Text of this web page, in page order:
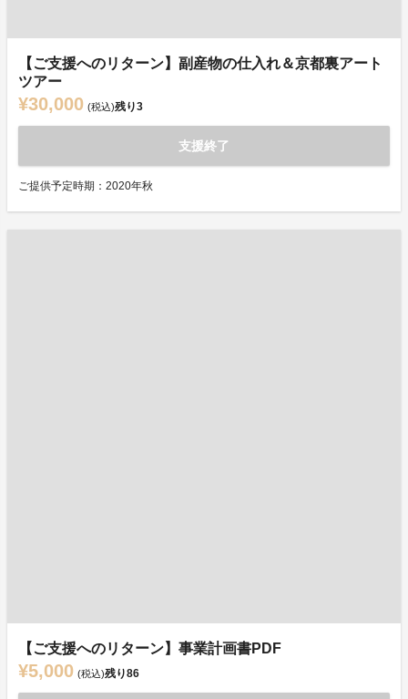
【ご支援へのリターン】副産物の仕入れ＆京都裏アート
ツアー
¥30,000 (税込)残り3
支援終了
ご提供予定時期：2020年秋
【ご支援へのリターン】事業計画書PDF
¥5,000 (税込)残り86